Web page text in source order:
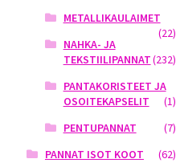
METALLIKAULAIMET
(22)
NAHKA- JA
TEKSTIILIPANNAT(232)
PANTAKORISTEET JA
OSOITEKAPSELIT
(1)
PENTUPANNAT
(7)
PANNAT ISOT KOOT
(62)